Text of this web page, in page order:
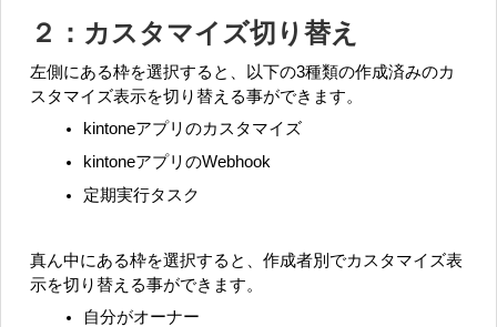
２：カスタマイズ切り替え
左側にある枠を選択すると、以下の3種類の作成済みのカ
スタマイズ表示を切り替える事ができます。
kintoneアプリのカスタマイズ
kintoneアプリのWebhook
定期実行タスク
真ん中にある枠を選択すると、作成者別でカスタマイズ表
示を切り替える事ができます。
自分がオーナー